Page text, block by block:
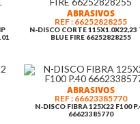
t
s
.
ABRASIVOS
REF : 66252828255
N-DISCO CORTE 115X1.0X22,23
BLUE FIRE 66252828255
ABRASIVOS
REF : 66623385770
N-DISCO FIBRA 125X22 F100
66623385770